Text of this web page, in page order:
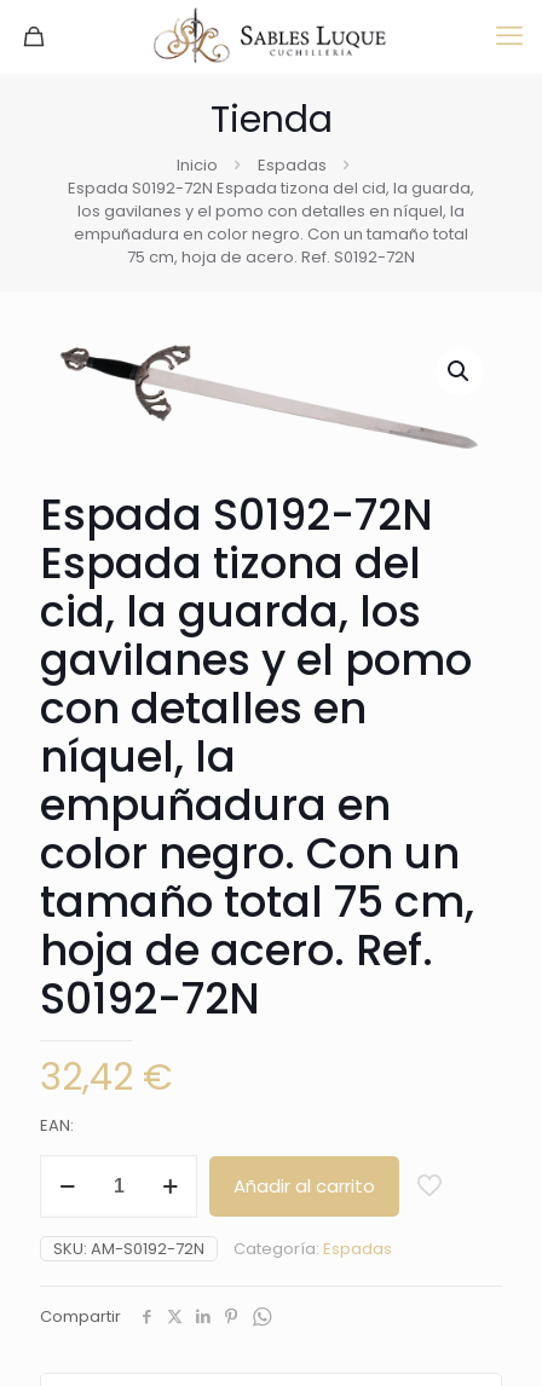
Tienda
Inicio
Espadas
Espada S0192-72N Espada tizona del cid, la guarda,
los gavilanes y el pomo con detalles en níquel, la
empuñadura en color negro. Con un tamaño total
75 cm, hoja de acero. Ref. S0192-72N
Espada S0192-72N
Espada tizona del
cid, la guarda, los
gavilanes y el pomo
con detalles en
níquel, la
empuñadura en
color negro. Con un
tamaño total 75 cm,
hoja de acero. Ref.
S0192-72N
32,42 €
EAN:
S0192-
Espada
tizona
la
Añadir al carrito
SKU: AM-S0192-72N Categoría: Espadas
Compartir